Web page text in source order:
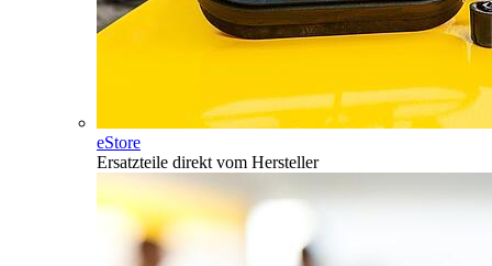
eStore
Ersatzteile direkt vom Hersteller